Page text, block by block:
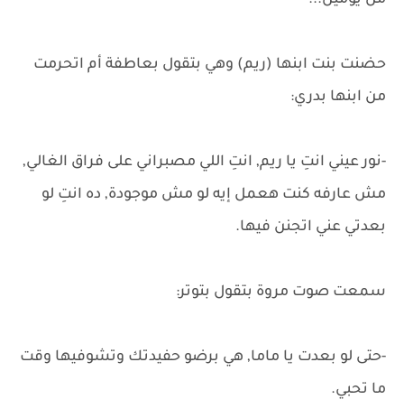
حضنت بنت ابنها (ريم) وهي بتقول بعاطفة أم اتحرمت
من ابنها بدري:
-نور عيني انتِ يا ريم, انتِ اللي مصبراني على فراق الغالي,
مش عارفه كنت هعمل إيه لو مش موجودة, ده انتِ لو
بعدتي عني اتجنن فيها.
سمعت صوت مروة بتقول بتوتر:
-حتى لو بعدت يا ماما, هي برضو حفيدتك وتشوفيها وقت
ما تحبي.